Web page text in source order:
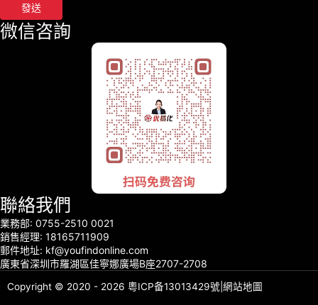
發送
微信咨詢
聯絡我們
業務部: 0755-2510 0021
銷售經理: 18165711909
郵件地址: kf@youfindonline.com
廣東省深圳市羅湖區佳寧娜廣場B座2707-2708
Copyright © 2020 - 2026 粵ICP备13013429號 網站地圖